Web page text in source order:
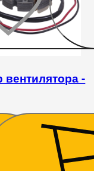
вентилятора -